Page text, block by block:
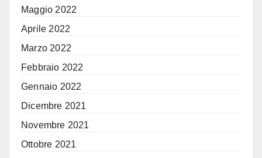
Maggio 2022
Aprile 2022
Marzo 2022
Febbraio 2022
Gennaio 2022
Dicembre 2021
Novembre 2021
Ottobre 2021